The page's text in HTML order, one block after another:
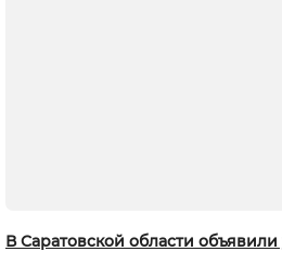
В Саратовской области